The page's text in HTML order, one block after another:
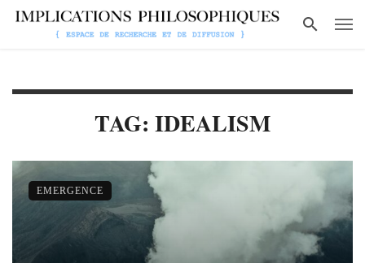
TAG: IDEALISM
EMERGENCE